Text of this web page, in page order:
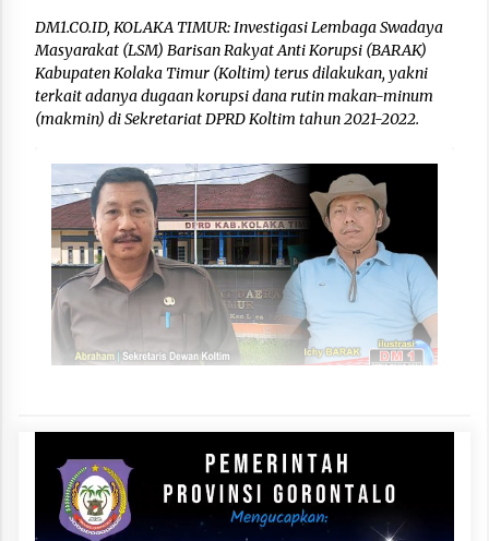
DM1.CO.ID, KOLAKA TIMUR: Investigasi Lembaga Swadaya
Masyarakat (LSM) Barisan Rakyat Anti Korupsi (BARAK)
Kabupaten Kolaka Timur (Koltim) terus dilakukan, yakni
terkait adanya dugaan korupsi dana rutin makan-minum
(makmin) di Sekretariat DPRD Koltim tahun 2021-2022.